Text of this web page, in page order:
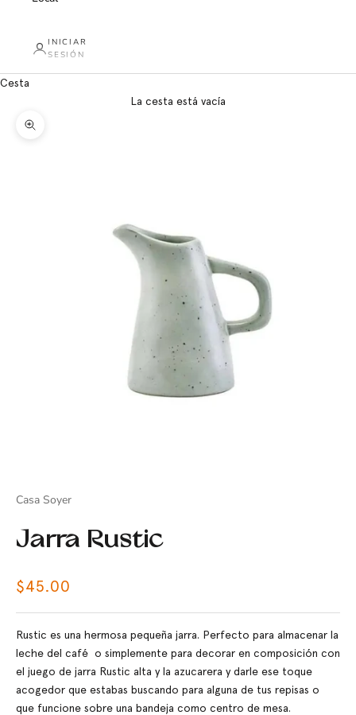
INICIAR
SESIÓN
Cesta
La cesta está vacía
Zoom
Casa Soyer
Jarra Rustic
Precio de oferta
$45.00
Rustic es una hermosa pequeña jarra. Perfecto para almacenar la
leche del café o simplemente para decorar en composición con
el juego de jarra Rustic alta y la azucarera y darle ese toque
acogedor que estabas buscando para alguna de tus repisas o
que funcione sobre una bandeja como centro de mesa.